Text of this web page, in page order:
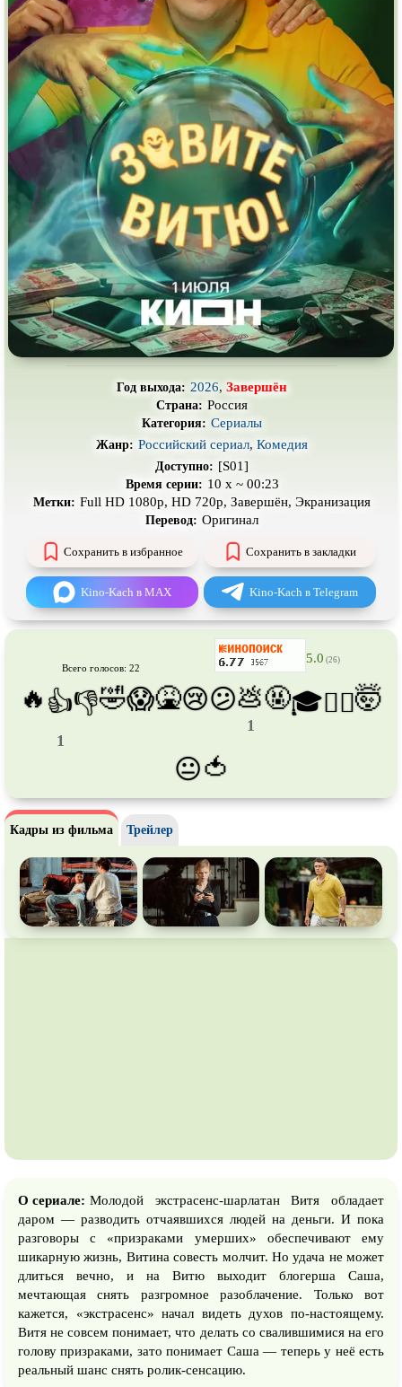
ПереводКураж-Бамбей Пеплум
Подростковаяжестокость Постапокалипсис
Призраки Про акул
Про апокалипсис Про богов
Про богатых Про вампиров
Про ведьм Про викингов
Про выживание Про гангстеров
Про гонки Про деревню
Про динозавров Про драконов
Про животных Про зомби
Про инопланетян
Про корабли и подводные
лодки
Про космос
Про любовь
серийных
Про мафию
Про пиратов
Про путешествия
Про собак
Про снайперов Про супергероев
Про танки Про танцы
Про тюрьму Про футбол
Про хоккей и
фигурное
катание
Про шпионов
Про Юристов иАдвокатов
Режиссёрская версия
Стимпанк
Турецкий сериал Чёрная комедия
Экранизация В ожидании
Год выхода: 2026, Завершён
Страна: Россия
Категория: Сериалы
Жанр: Российский сериал, Комедия
Доступно: [S01]
Время серии: 10 x ~ 00:23
Метки: Full HD 1080p, HD 720p, Завершён, Экранизация
Перевод: Оригинал
Сохранить в избранное Сохранить в закладки
Kino-Kach в MAX Kino-Kach в Telegram
Всего голосов: 22
5.0 (26)
🔥 👍
1
👎🤣😱🤮😢😕💩
1
🤬🎓😵‍💫🤯
😐🍅
Кадры из фильма Трейлер
О сериале: Молодой экстрасенс-шарлатан Витя обладает
даром — разводить отчаявшихся людей на деньги. И пока
разговоры с «призраками умерших» обеспечивают ему
шикарную жизнь, Витина совесть молчит. Но удача не может
длиться вечно, и на Витю выходит блогерша Саша,
мечтающая снять разгромное разоблачение. Только вот
кажется, «экстрасенс» начал видеть духов по-настоящему.
Витя не совсем понимает, что делать со свалившимися на его
голову призраками, зато понимает Саша — теперь у неё есть
реальный шанс снять ролик-сенсацию.